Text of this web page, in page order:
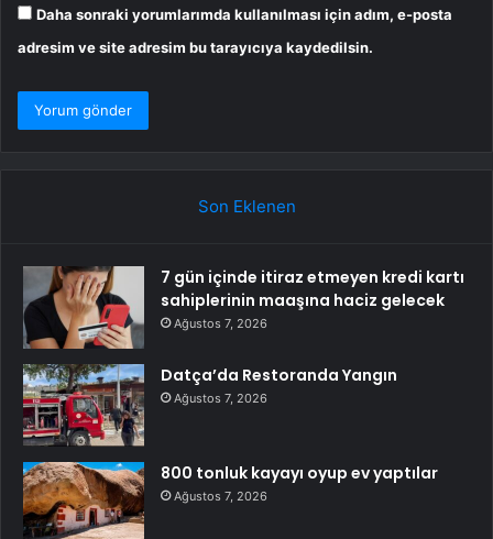
Daha sonraki yorumlarımda kullanılması için adım, e-posta
adresim ve site adresim bu tarayıcıya kaydedilsin.
Son Eklenen
7 gün içinde itiraz etmeyen kredi kartı
sahiplerinin maaşına haciz gelecek
Ağustos 7, 2026
Datça’da Restoranda Yangın
Ağustos 7, 2026
800 tonluk kayayı oyup ev yaptılar
Ağustos 7, 2026